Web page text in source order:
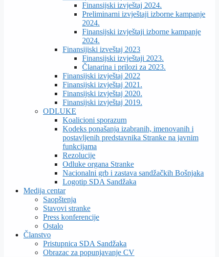
Finansijski izvještaj 2024.
Preliminarni izvještaji izborne kampanje
2024.
Finansijski izvještaji izborne kampanje
2024.
Finansijiski izveštaj 2023
Finansijski izvještaji 2023.
Članarina i prilozi za 2023.
Finansijski izvještaj 2022
Finansijski izvještaj 2021.
Finansijski izvještaj 2020.
Finansijski izvještaj 2019.
ODLUKE
Koalicioni sporazum
Kodeks ponašanja izabranih, imenovanih i
postavljenih predstavnika Stranke na javnim
funkcijama
Rezolucije
Odluke organa Stranke
Nacionalni grb i zastava sandžačkih Bošnjaka
Logotip SDA Sandžaka
Medija centar
Saopštenja
Stavovi stranke
Press konferencije
Ostalo
Članstvo
Pristupnica SDA Sandžaka
Obrazac za popunjavanje CV